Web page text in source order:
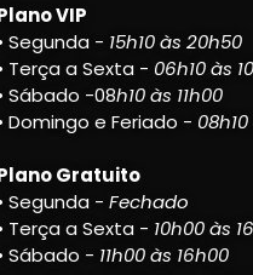
VIP
Segunda - 15h10 às 20h50
Terça a Sexta - 06h10 às
Sábado -08h10 às 11h00
Domingo e Feriado -
Gratuito
Segunda - Fechado
Terça a Sexta - 10h00 às
Sábado - 11h00 às 16h00